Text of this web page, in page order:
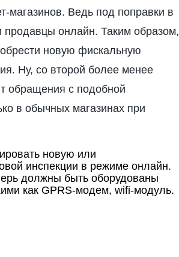
магазинов. Ведь под поправки в
онлайн. Таким образом,
новую фискальную
Ну, со второй более менее
обращения с подобной
в обычных магазинах при
новую или
инспекции в режиме онлайн.
должны быть оборудованы
как GPRS-модем, wifi-модуль.